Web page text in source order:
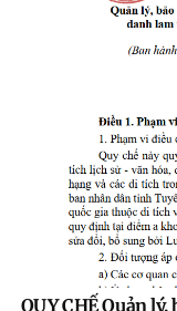
QUY CHẾ Quản